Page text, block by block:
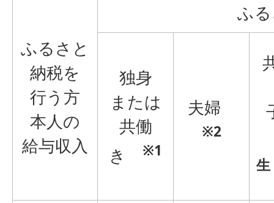
ふるさと
納税を
行う方
本人の
給与収入
ふ
独身
または
共働
き
※1
夫婦
※2